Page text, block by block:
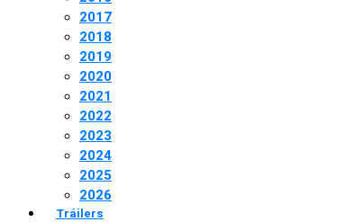
2017
2018
2019
2020
2021
2022
2023
2024
2025
2026
Tráilers